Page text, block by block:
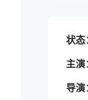
状态
主演
导演